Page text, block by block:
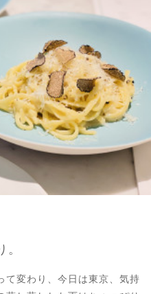
て変わり、今日は東京、気持